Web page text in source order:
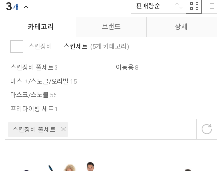
카테고리
스킨장비 스킨세트 (5개 카테고리)
스킨장비 풀세트 3
마스크/스노클/오리발 15
마스크/스노클 55
프리다이빙 세트 1
아동용 8
브랜드 상세
스킨장비 풀세트
3개 판매량순